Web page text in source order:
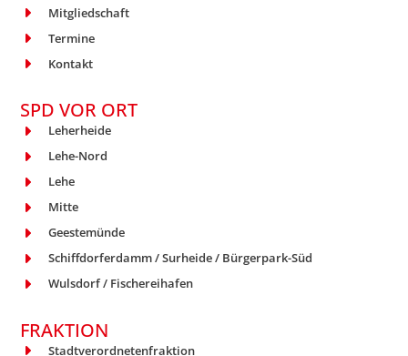
Mitgliedschaft
Termine
Kontakt
SPD VOR ORT
Leherheide
Lehe-Nord
Lehe
Mitte
Geestemünde
Schiffdorferdamm / Surheide / Bürgerpark-Süd
Wulsdorf / Fischereihafen
FRAKTION
Stadtverordnetenfraktion